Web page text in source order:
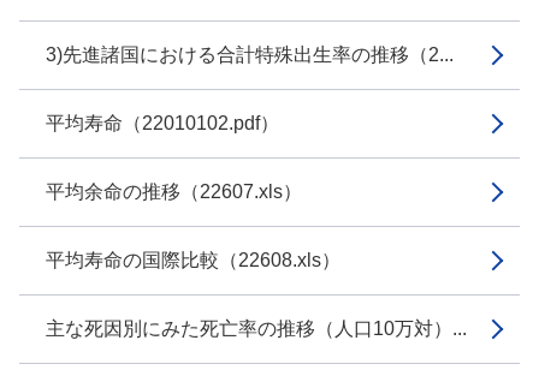
3)先進諸国における合計特殊出生率の推移（2...
平均寿命（22010102.pdf）
平均余命の推移（22607.xls）
平均寿命の国際比較（22608.xls）
主な死因別にみた死亡率の推移（人口10万対）...